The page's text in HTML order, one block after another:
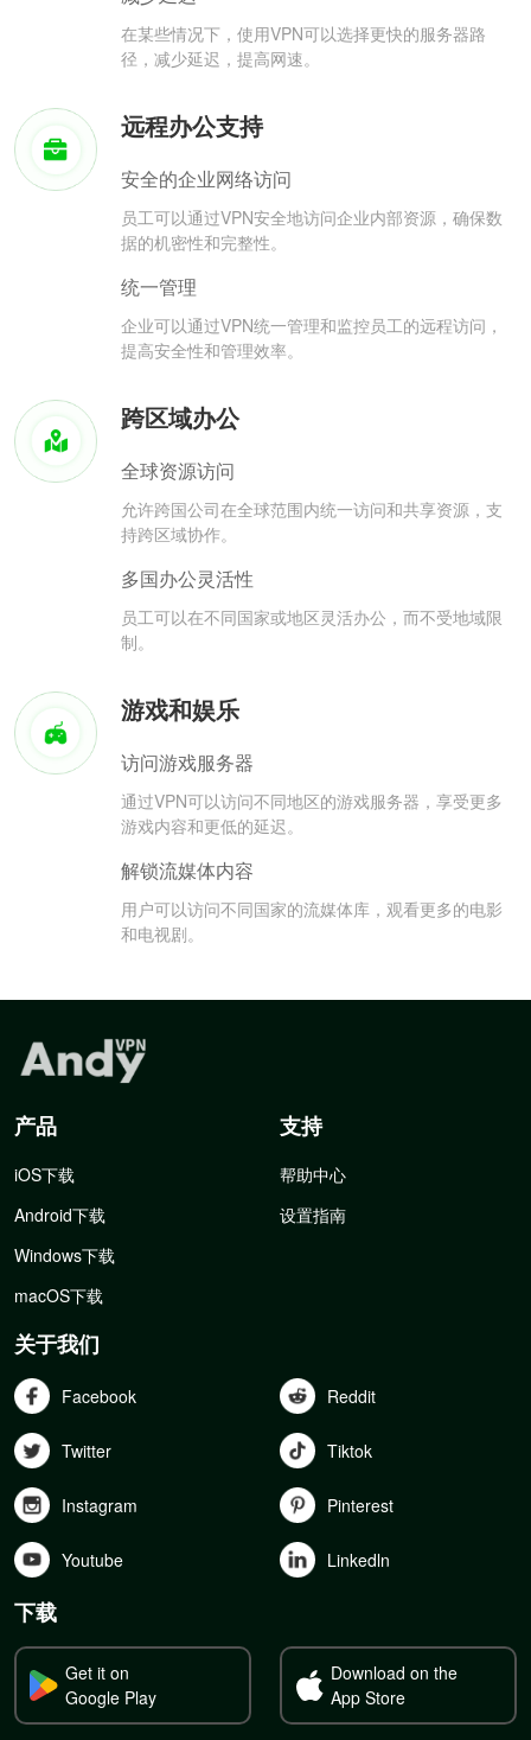
在某些情况下，使用VPN可以选择更快的服务器路
径，减少延迟，提高网速。
远程办公支持
安全的企业网络访问
员工可以通过VPN安全地访问企业内部资源，确保数
据的机密性和完整性。
统一管理
企业可以通过VPN统一管理和监控员工的远程访问，
提高安全性和管理效率。
跨区域办公
全球资源访问
允许跨国公司在全球范围内统一访问和共享资源，支
持跨区域协作。
多国办公灵活性
员工可以在不同国家或地区灵活办公，而不受地域限
制。
游戏和娱乐
访问游戏服务器
通过VPN可以访问不同地区的游戏服务器，享受更多
游戏内容和更低的延迟。
解锁流媒体内容
用户可以访问不同国家的流媒体库，观看更多的电影
和电视剧。
产品
iOS下载
Android下载
Windows下载
macOS下载
支持
帮助中心
设置指南
关于我们
Facebook Reddit
Twitter Tiktok
Instagram Pinterest
Youtube Linkedln
下载
Get it on
Google Play
Download on the
App Store